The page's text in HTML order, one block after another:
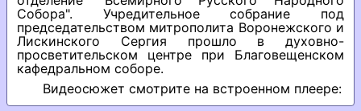
Собора". Учредительное собрание под
председательством митрополита Воронежского и
Лискинского Сергия прошло в духовно-
просветительском центре при Благовещенском
кафедральном соборе.
Видеосюжет смотрите на встроенном плеере: